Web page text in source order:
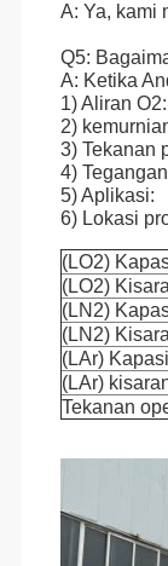
A: Ya, kami
Q5:
A: Ketika
1) Aliran
2)
3) Tekanan
4)
5) Aplikasi:
6) Lokasi
(LO2)
(LO2)
(LN2)
(LN2)
(LAr)
(LAr)
Tekanan